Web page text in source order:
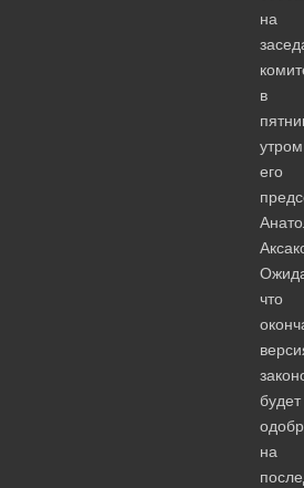
на
в
утром
его
что
будет
на